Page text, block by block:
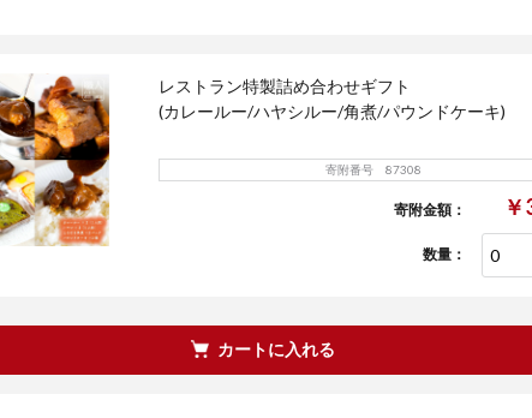
レストラン特製詰め合わせギフト
(カレールー/ハヤシルー/角煮/パウンドケーキ)
寄附番号 87308
寄附金額：
数量：
カートに入れる